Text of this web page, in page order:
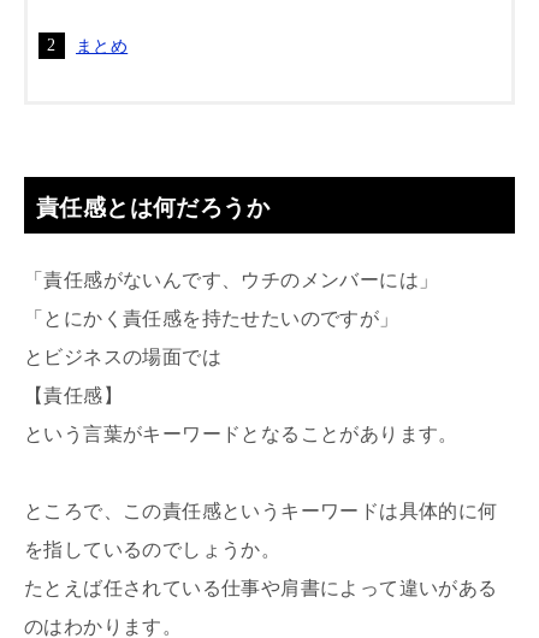
まとめ
責任感とは何だろうか
「責任感がないんです、ウチのメンバーには」
「とにかく責任感を持たせたいのですが」
とビジネスの場面では
【責任感】
という言葉がキーワードとなることがあります。
ところで、この責任感というキーワードは具体的に何
を指しているのでしょうか。
たとえば任されている仕事や肩書によって違いがある
のはわかります。